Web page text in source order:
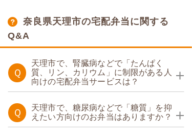
奈良県天理市の宅配弁当に関する
Q&A
Ｑ
天理市で、腎臓病などで「たんぱく
質、リン、カリウム」に制限がある人
向けの宅配弁当サービスは？
Ｑ
天理市で、糖尿病などで「糖質」を抑
えたい方向けのお弁当はありますか？